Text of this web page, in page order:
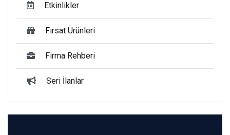
Etkinlikler
Fırsat Ürünleri
Firma Rehberi
Seri İlanlar